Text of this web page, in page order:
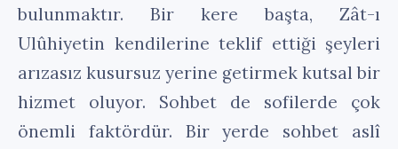
bulunmaktır. Bir kere başta, Zât-ı
Ulûhiyetin kendilerine teklif ettiği şeyleri
arızasız kusursuz yerine getirmek kutsal bir
hizmet oluyor. Sohbet de sofilerde çok
önemli faktördür. Bir yerde sohbet aslî